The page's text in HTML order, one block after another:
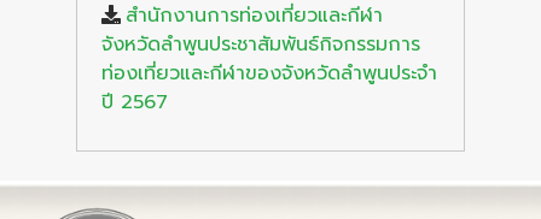
สำนักงานการท่องเที่ยวและกีฬา
จังหวัดลำพูนประชาสัมพันธ์กิจกรรมการ
ท่องเที่ยวและกีฬาของจังหวัดลำพูนประจำ
ปี 2567